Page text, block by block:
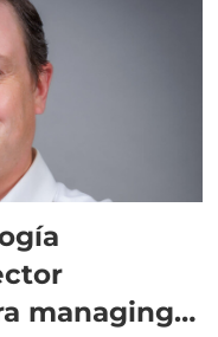
managing